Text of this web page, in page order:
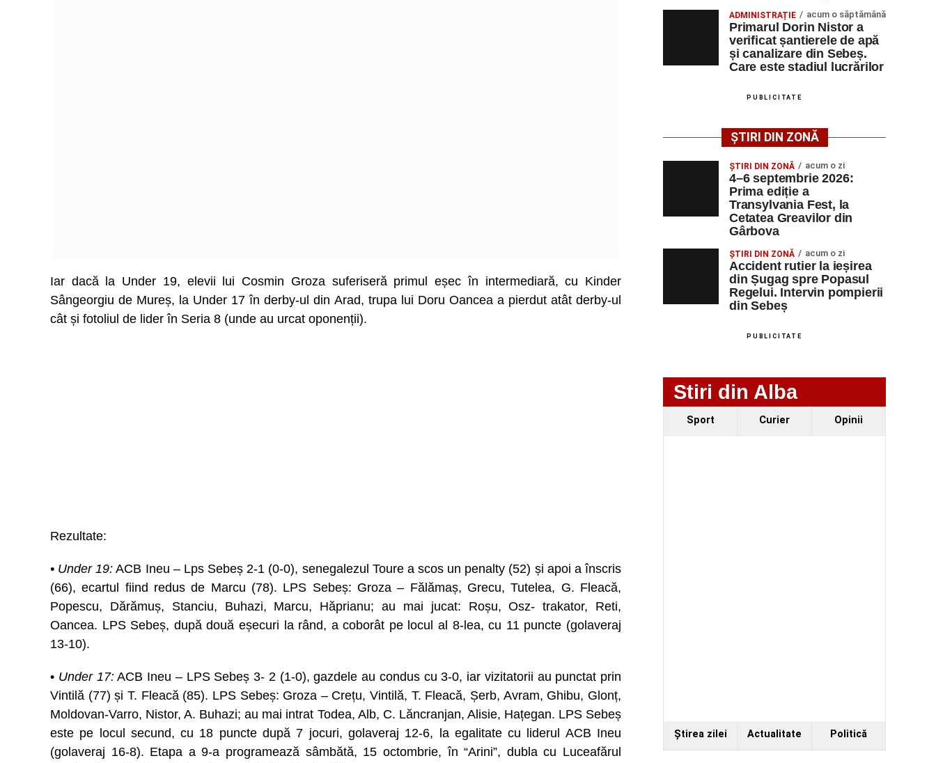
Iar dacă la Under 19, elevii lui Cosmin Groza suferiseră primul eșec în intermediară, cu Kinder
Sângeorgiu de Mureș, la Under 17 în derby-ul din Arad, trupa lui Doru Oancea a pierdut atât derby-ul
cât și fotoliul de lider în Seria 8 (unde au urcat oponenții).
Rezultate:
• Under 19: ACB Ineu – Lps Sebeș 2-1 (0-0), senegalezul Toure a scos un penalty (52) și apoi a înscris
(66), ecartul fiind redus de Marcu (78). LPS Sebeș: Groza – Fălămaș, Grecu, Tutelea, G. Fleacă,
Popescu, Dărămuș, Stanciu, Buhazi, Marcu, Hăprianu; au mai jucat: Roșu, Osz- trakator, Reti,
Oancea. LPS Sebeș, după două eșecuri la rând, a coborât pe locul al 8-lea, cu 11 puncte (golaveraj
13-10).
• Under 17:ACB Ineu – LPS Sebeș 3- 2 (1-0), gazdele au condus cu 3-0, iar vizitatorii au punctat prin
Vintilă (77) și T. Fleacă (85). LPS Sebeș: Groza – Crețu, Vintilă, T. Fleacă, Șerb, Avram, Ghibu, Glonț,
Moldovan-Varro, Nistor, A. Buhazi; au mai intrat Todea, Alb, C. Lăncranjan, Alisie, Hațegan. LPS Sebeș
este pe locul secund, cu 18 puncte după 7 jocuri, golaveraj 12-6, la egalitate cu liderul ACB Ineu
(golaveraj 16-8). Etapa a 9-a programează sâmbătă, 15 octombrie, în “Arini”, dubla cu Luceafărul
ADMINISTRAȚIE acum o săptămână
Primarul Dorin Nistor a
verificat șantierele de apă
și canalizare din Sebeș.
Care este stadiul lucrărilor
PUBLICITATE
ȘTIRI DIN ZONĂ
ȘTIRI DIN ZONĂ acum o zi
4–6 septembrie 2026:
Prima ediție a
Transylvania Fest, la
Cetatea Greavilor din
Gârbova
ȘTIRI DIN ZONĂ acum o zi
Accident rutier la ieșirea
din Șugag spre Popasul
Regelui. Intervin pompierii
din Sebeș
PUBLICITATE
Stiri din Alba
Sport Curier Opinii
Ştirea zilei Actualitate Politică